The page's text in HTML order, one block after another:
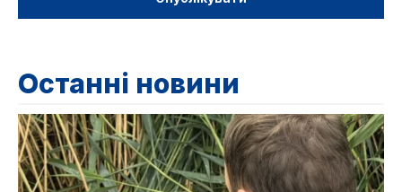
Останні новини